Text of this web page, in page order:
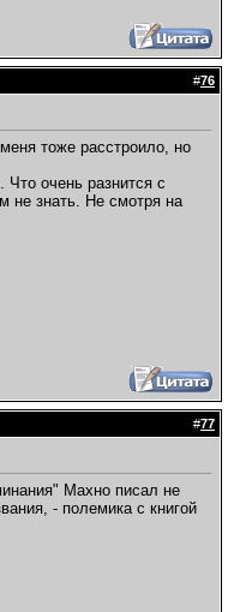
#76
тоже расстроило, но
очень разнится с
не знать. Не смотря на
#77
Махно писал не
- полемика с книгой